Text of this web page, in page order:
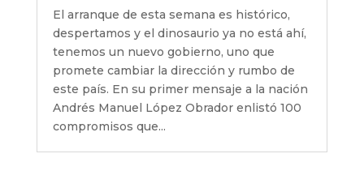
El arranque de esta semana es histórico,
despertamos y el dinosaurio ya no está ahí,
tenemos un nuevo gobierno, uno que
promete cambiar la dirección y rumbo de
este país. En su primer mensaje a la nación
Andrés Manuel López Obrador enlistó 100
compromisos que...